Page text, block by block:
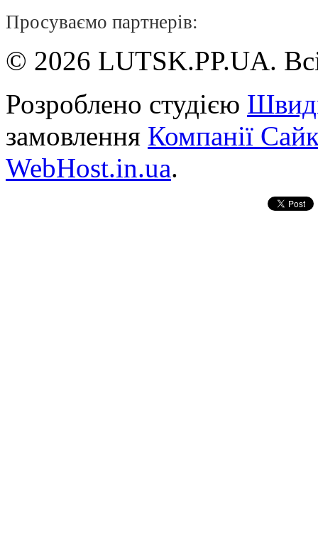
Просуваємо партнерів:
© 2026 LUTSK.PP.UA.
Розроблено студією
замовлення Компанії
WebHost.in.ua.